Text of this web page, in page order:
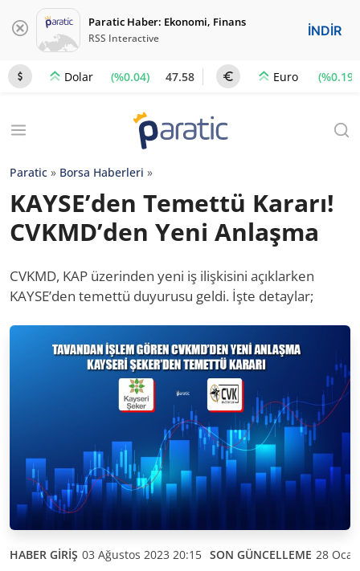
Paratic Haber: Ekonomi, Finans
RSS Interactive İNDİR
Dolar (%0.04) 47.58 Euro (%0.19)
Paratic » Borsa Haberleri »
KAYSE’den Temettü Kararı!
CVKMD’den Yeni Anlaşma
CVKMD, KAP üzerinden yeni iş ilişkisini açıklarken
KAYSE’den temettü duyurusu geldi. İşte detaylar;
HABER GİRİŞ 03 Ağustos 2023 20:15 SON GÜNCELLEME 28